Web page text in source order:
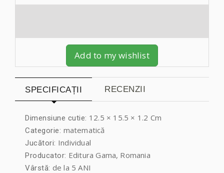
Add to my wishlist
SPECIFICAȚII RECENZII
Dimensiune cutie: 12.5 × 15.5 × 1.2 Cm
Categorie: matematică
Jucători: Individual
Producator: Editura Gama, Romania
Vârstă: de la 5 ANI